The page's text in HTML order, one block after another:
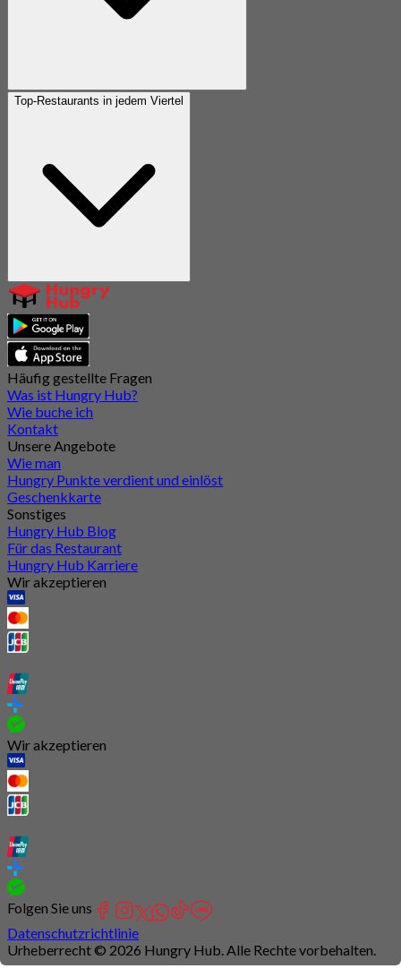
Top-Restaurants in jedem Viertel
Häufig gestellte Fragen
Was ist Hungry Hub?
Wie buche ich
Kontakt
Unsere Angebote
Wie man
Hungry Punkte verdient und einlöst
Geschenkkarte
Sonstiges
Hungry Hub Blog
Für das Restaurant
Hungry Hub Karriere
Wir akzeptieren
Wir akzeptieren
Folgen Sie uns
Datenschutzrichtlinie
Urheberrecht © 2026 Hungry Hub. Alle Rechte vorbehalten.
Connection